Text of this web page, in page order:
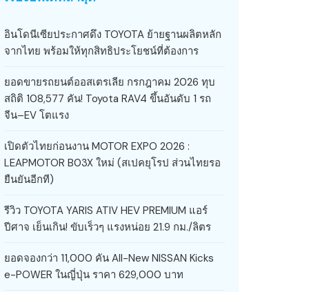
อินโดนีเซียประกาศดึง TOYOTA ย้ายฐานผลิตหลัก
จากไทย พร้อมให้ทุกสิทธิประโยชน์ที่ต้องการ
ยอดขายรถยนต์ออสเตรเลีย กรกฎาคม 2026 ทุบ
สถิติ 108,577 คัน! Toyota RAV4 ขึ้นอันดับ 1 รถ
จีน–EV โตแรง
เปิดตัวไทยก่อนงาน MOTOR EXPO 2026 :
LEAPMOTOR B03X ใหม่ (สเปคยุโรป ส่วนไทยรอ
ยืนยันอีกที)
รีวิว TOYOTA YARIS ATIV HEV PREMIUM แอร์
ปีศาจ เย็นเกิน! ขับเร็วๆ แรงหน่อย 21.9 กม./ลิตร
ยอดจองกว่า 11,000 คัน All-New NISSAN Kicks
e-POWER ในญี่ปุ่น ราคา 629,000 บาท